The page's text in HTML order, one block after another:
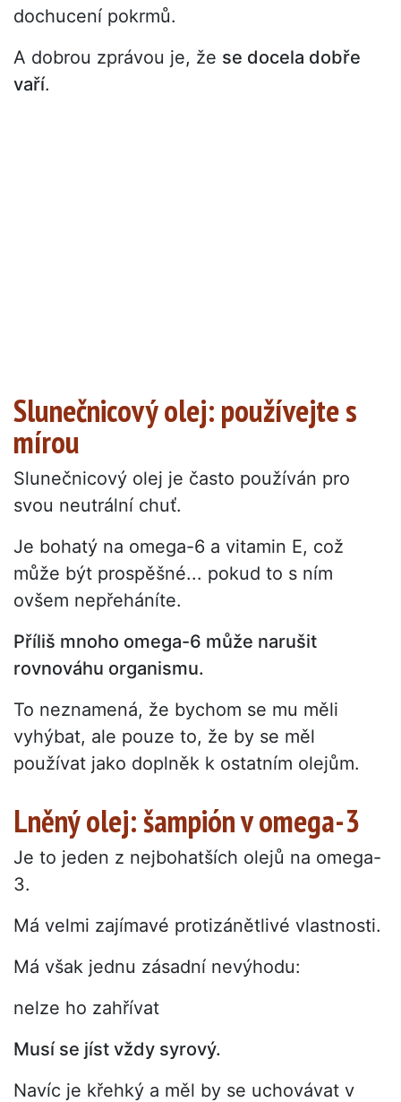
dochucení pokrmů.
A dobrou zprávou je, že se docela dobře
vaří.
Slunečnicový olej: používejte s
mírou
Slunečnicový olej je často používán pro
svou neutrální chuť.
Je bohatý na omega-6 a vitamin E, což
může být prospěšné... pokud to s ním
ovšem nepřeháníte.
Příliš mnoho omega-6 může narušit
rovnováhu organismu.
To neznamená, že bychom se mu měli
vyhýbat, ale pouze to, že by se měl
používat jako doplněk k ostatním olejům.
Lněný olej: šampión v omega-3
Je to jeden z nejbohatších olejů na omega-
3.
Má velmi zajímavé protizánětlivé vlastnosti.
Má však jednu zásadní nevýhodu:
nelze ho zahřívat
Musí se jíst vždy syrový.
Navíc je křehký a měl by se uchovávat v